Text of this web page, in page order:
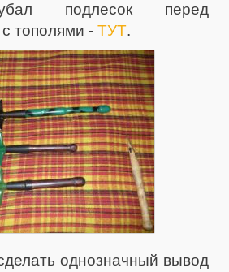
подлесок перед
тополями - ТУТ.
однозначный вывод